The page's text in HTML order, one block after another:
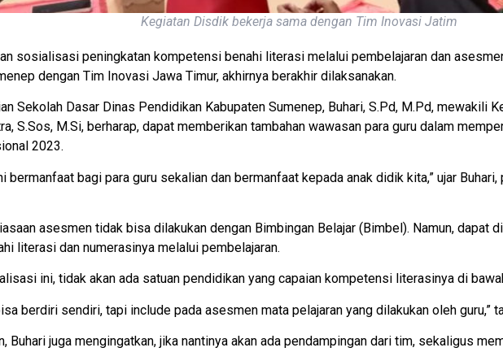
Kegiatan Disdik bekerja sama dengan Tim Inovasi Jatim
sosialisasi peningkatan kompetensi benahi literasi melalui pembelajaran dan
dengan Tim Inovasi Jawa Timur, akhirnya berakhir dilaksanakan.
Sekolah Dasar Dinas Pendidikan Kabupaten Sumenep, Buhari, S.Pd, M.Pd, mewakili
S.Sos, M.Si, berharap, dapat memberikan tambahan wawasan para guru dalam
2023.
bermanfaat bagi para guru sekalian dan bermanfaat kepada anak didik kita,” ujar
asesmen tidak bisa dilakukan dengan Bimbingan Belajar (Bimbel). Namun, dapat
literasi dan numerasinya melalui pembelajaran.
ini, tidak akan ada satuan pendidikan yang capaian kompetensi literasinya di
berdiri sendiri, tapi include pada asesmen mata pelajaran yang dilakukan oleh guru,”
Buhari juga mengingatkan, jika nantinya akan ada pendampingan dari tim, sekaligus